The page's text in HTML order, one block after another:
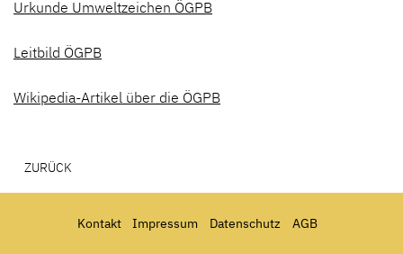
Urkunde Umweltzeichen ÖGPB
Leitbild ÖGPB
Wikipedia-Artikel über die ÖGPB
ZURÜCK
Kontakt Impressum Datenschutz AGB